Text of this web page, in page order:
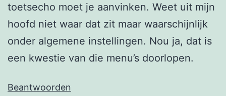
toetsecho moet je aanvinken. Weet uit mijn
hoofd niet waar dat zit maar waarschijnlijk
onder algemene instellingen. Nou ja, dat is
een kwestie van die menu’s doorlopen.
Beantwoorden